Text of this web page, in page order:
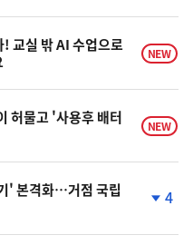
교실 밖 AI 수업으로
NEW
허물고 '사용후 배터
NEW
' 본격화…거점 국립
계
4